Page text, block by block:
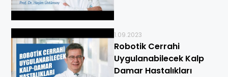
1.09.2023
Robotik Cerrahi
Uygulanabilecek Kalp
Damar Hastalıkları